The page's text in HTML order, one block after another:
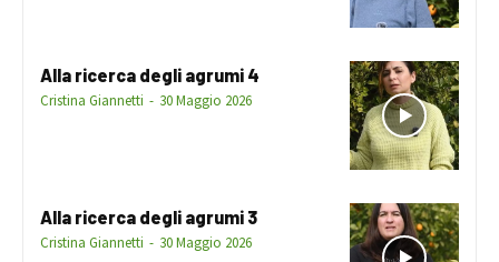
Alla ricerca degli agrumi 4
Cristina Giannetti - 30 Maggio 2026
Alla ricerca degli agrumi 3
Cristina Giannetti - 30 Maggio 2026